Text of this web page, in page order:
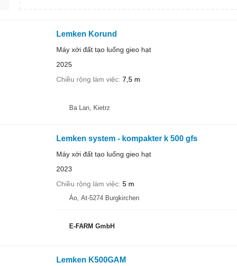
Lemken Korund
Máy xới đất tạo luống gieo hạt
2025
Chiều rộng làm việc 7,5 m
Ba Lan, Kietrz
Lemken system - kompakter k 500 gfs
Máy xới đất tạo luống gieo hạt
2023
Chiều rộng làm việc 5 m
Áo, At-5274 Burgkirchen
E-FARM GmbH
Lemken K500GAM